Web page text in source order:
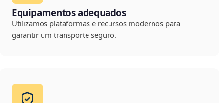
Equipamentos adequados
Utilizamos plataformas e recursos modernos para
garantir um transporte seguro.